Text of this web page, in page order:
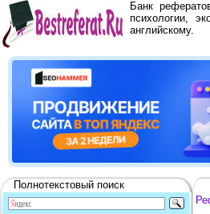
Банк
психологии,
английскому.
Полнотекстовый поиск